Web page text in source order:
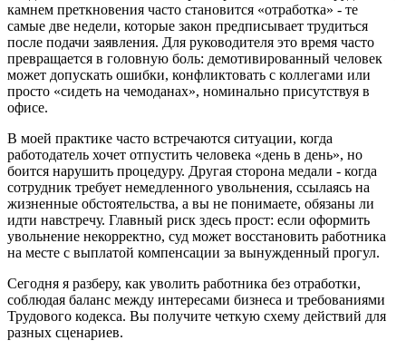
камнем преткновения часто становится «отработка» - те
самые две недели, которые закон предписывает трудиться
после подачи заявления. Для руководителя это время часто
превращается в головную боль: демотивированный человек
может допускать ошибки, конфликтовать с коллегами или
просто «сидеть на чемоданах», номинально присутствуя в
офисе.
В моей практике часто встречаются ситуации, когда
работодатель хочет отпустить человека «день в день», но
боится нарушить процедуру. Другая сторона медали - когда
сотрудник требует немедленного увольнения, ссылаясь на
жизненные обстоятельства, а вы не понимаете, обязаны ли
идти навстречу. Главный риск здесь прост: если оформить
увольнение некорректно, суд может восстановить работника
на месте с выплатой компенсации за вынужденный прогул.
Сегодня я разберу, как уволить работника без отработки,
соблюдая баланс между интересами бизнеса и требованиями
Трудового кодекса. Вы получите четкую схему действий для
разных сценариев.